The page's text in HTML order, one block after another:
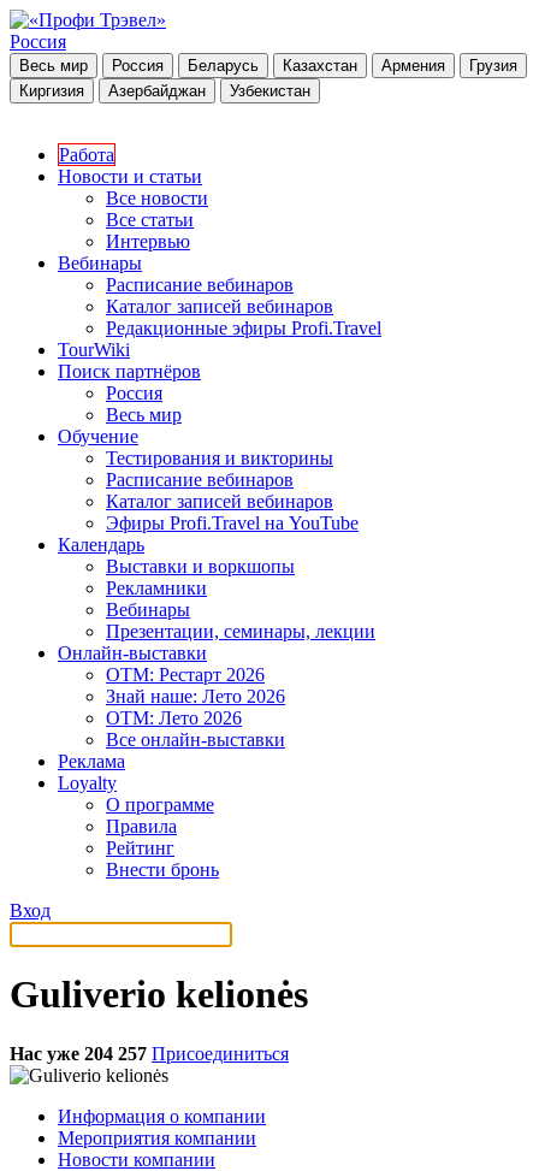
Россия
Весь мир Россия Беларусь Казахстан Армения
Грузия
Киргизия
Азербайджан Узбекистан
Работа
Новости и статьи
Все новости
Все статьи
Интервью
Вебинары
Расписание вебинаров
Каталог записей вебинаров
Редакционные эфиры Profi.Travel
TourWiki
Поиск партнёров
Россия
Весь мир
Обучение
Тестирования и викторины
Расписание вебинаров
Каталог записей вебинаров
Эфиры Profi.Travel на YouTube
Календарь
Выставки и воркшопы
Рекламники
Вебинары
Презентации, семинары, лекции
Онлайн-выставки
OTM: Рестарт 2026
Знай наше: Лето 2026
OTM: Лето 2026
Все онлайн-выставки
Реклама
Loyalty
О программе
Правила
Рейтинг
Внести бронь
Вход
Guliverio kelionės
Нас уже 204 257 Присоединиться
Информация о компании
Мероприятия компании
Новости компании